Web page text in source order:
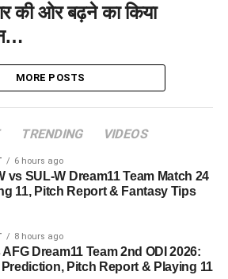
की ओर बढ़ने का किया
MORE POSTS
TRENDING VIDEOS
6 hours ago
vs SUL-W Dream11 Team Match 24
11, Pitch Report & Fantasy Tips
8 hours ago
AFG Dream11 Team 2nd ODI 2026:
Prediction, Pitch Report & Playing 11